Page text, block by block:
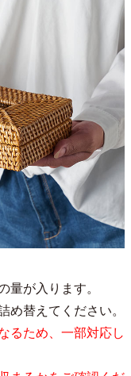
量が入ります。
め替えてください。
るため、一部対応し